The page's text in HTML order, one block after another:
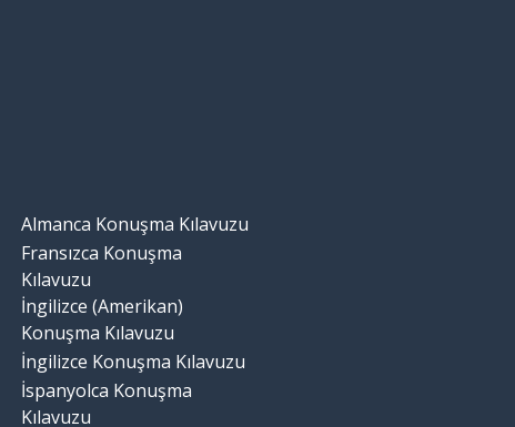
Almanca Konuşma Kılavuzu
Fransızca Konuşma
Kılavuzu
İngilizce (Amerikan)
Konuşma Kılavuzu
İngilizce Konuşma Kılavuzu
İspanyolca Konuşma
Kılavuzu